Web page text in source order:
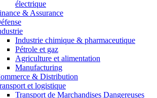
électrique
& Assurance
Industrie chimique & pharmaceutique
Pétrole et gaz
Agriculture et alimentation
Manufacturing
& Distribution
et logistique
Transport de Marchandises Dangereuses